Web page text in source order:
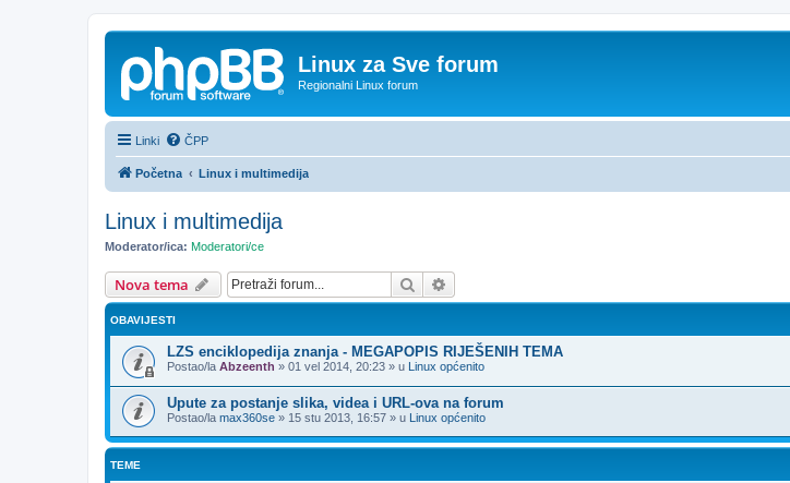
Linux za Sve forum
Regionalni Linux forum
Linki ČPP
Početna Linux i multimedija
Linux i multimedija
Moderator/ica: Moderatori/ce
Nova tema Pretražnik
OBAVIJESTI
LZS enciklopedija znanja - MEGAPOPIS RIJEŠENIH TEMA
Postao/la Abzeenth » 01 vel 2014, 20:23 » u Linux općenito
Upute za postanje slika, videa i URL-ova na forum
Postao/la max360se » 15 stu 2013, 16:57 » u Linux općenito
TEME